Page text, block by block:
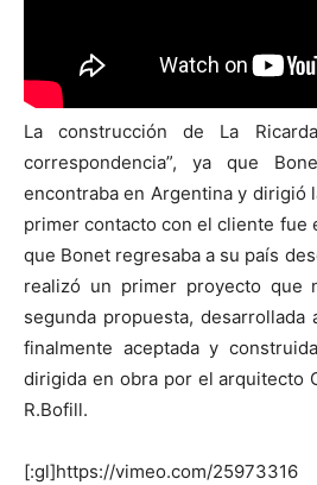
La construcción de La
correspondencia”, ya que
encontraba en Argentina y dirigió
primer contacto con el cliente fue
que Bonet regresaba a su país
realizó un primer proyecto que
segunda propuesta,
finalmente aceptada y
dirigida en obra por el arquitecto
R.Bofill.
[:gl]https://vimeo.com/25973316